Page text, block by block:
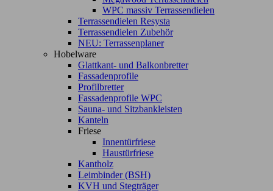
WPC massiv Terrassendielen
Terrassendielen Resysta
Terrassendielen Zubehör
NEU: Terrassenplaner
Hobelware
Glattkant- und Balkonbretter
Fassadenprofile
Profilbretter
Fassadenprofile WPC
Sauna- und Sitzbankleisten
Kanteln
Friese
Innentürfriese
Haustürfriese
Kantholz
Leimbinder (BSH)
KVH und Stegträger